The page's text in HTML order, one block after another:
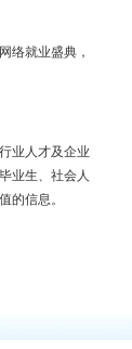
络就业盛典，
业人才及企业
业生、社会人
的信息。